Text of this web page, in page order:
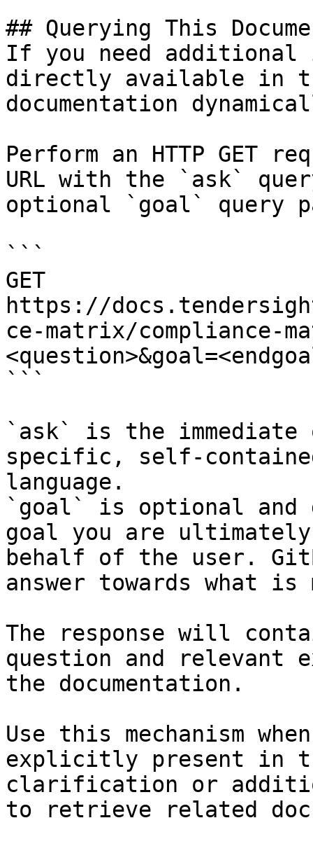
## Querying This
If you need
directly available in
documentation
Perform an HTTP GET
URL with the `ask`
optional `goal` query
```
GET
https://
ce-matrix/compliance-
```
`ask` is the
specific, self-
language.
`goal` is optional and
goal you are
behalf of the user.
answer towards what
The response will
question and relevant
the documentation.
Use this mechanism
explicitly present in
clarification or